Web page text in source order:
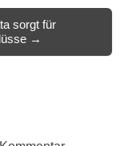
sorgt für
→